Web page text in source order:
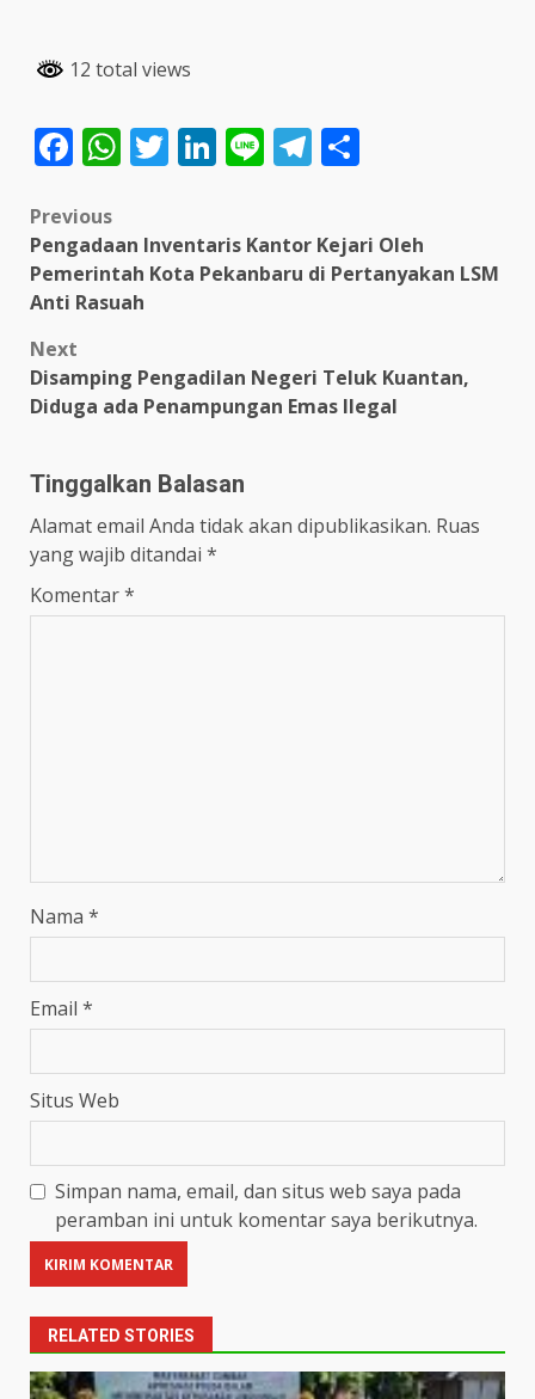
12 total views
Facebook
WhatsApp
Twitter
LinkedIn
LineTelegram
Post
navigation
Previous
Pengadaan Inventaris Kantor Kejari Oleh
Pemerintah Kota Pekanbaru di Pertanyakan LSM
Anti Rasuah
Next
Disamping Pengadilan Negeri Teluk Kuantan,
Diduga ada Penampungan Emas Ilegal
Tinggalkan Balasan
Alamat email Anda tidak akan dipublikasikan. Ruas
yang wajib ditandai *
Komentar*
Nama *
Email *
Situs Web
Simpan nama, email, dan situs web saya pada
peramban ini untuk komentar saya berikutnya.
RELATED STORIES